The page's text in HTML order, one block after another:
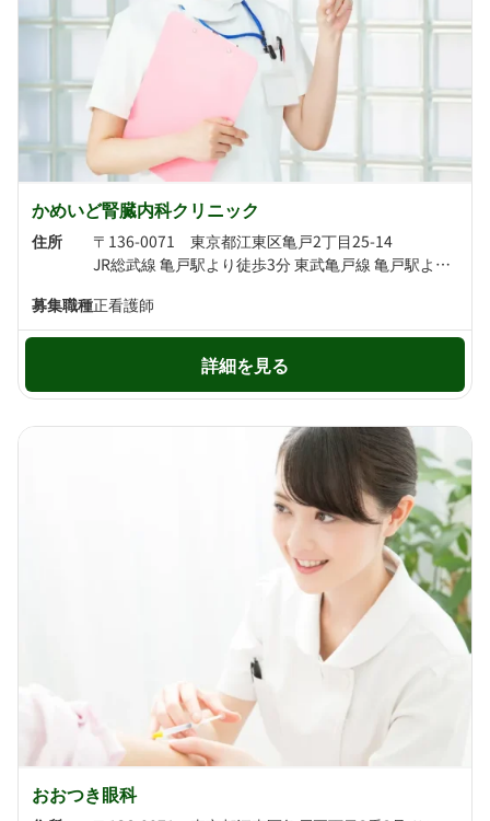
かめいど腎臓内科クリニック
住所
〒136-0071 東京都江東区亀戸2丁目25-14
JR総武線 亀戸駅より徒歩3分 東武亀戸線 亀戸駅より徒歩4分
募集職種正看護師
詳細を見る
おおつき眼科